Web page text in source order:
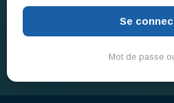
Se
Mot de passe